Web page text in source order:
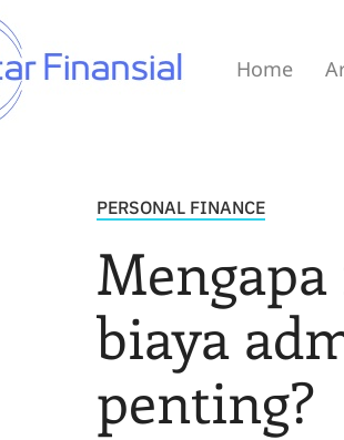
Home
PERSONAL FINANCE
biaya
penting?